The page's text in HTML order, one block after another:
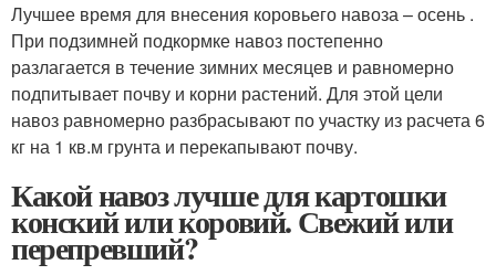
Лучшее время для внесения коровьего навоза – осень .
При подзимней подкормке навоз постепенно
разлагается в течение зимних месяцев и равномерно
подпитывает почву и корни растений. Для этой цели
навоз равномерно разбрасывают по участку из расчета 6
кг на 1 кв.м грунта и перекапывают почву.
Какой навоз лучше для картошки
конский или коровий. Свежий или
перепревший?